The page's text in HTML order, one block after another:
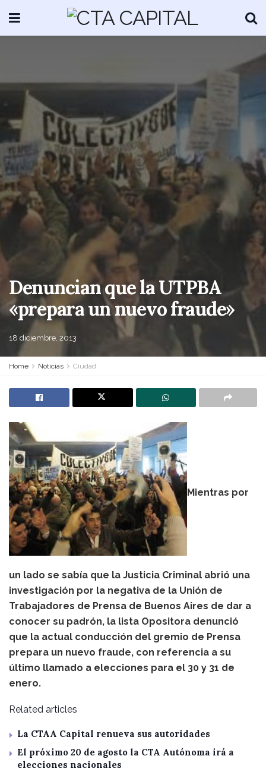
Denuncian que la UTPBA
«prepara un nuevo fraude»
18 diciembre, 2013
Home Noticias Ciudad
Mientras por
un lado se sabía que la Justicia Criminal abrió una
investigación por la negativa de la Unión de
Trabajadores de Prensa de Buenos Aires de dar a
conocer su padrón, la lista Opositora denunció
que la actual conducción del gremio de Prensa
prepara un nuevo fraude, con referencia a su
último llamado a elecciones para el 30 y 31 de
enero.
Related articles
La CTAA Capital renueva sus autoridades
El próximo 20 de agosto la CTA Autónoma irá a
elecciones nacionales